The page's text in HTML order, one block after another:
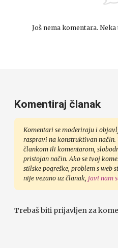
Još nema komentara.
Komentiraj članak
Komentari se moderiraju i
raspravi na konstruktivan način.
člankom ili komentarom,
pristojan način. Ako se tvoj
stilske pogreške, problem s web
nije vezano uz članak, javi nam
Trebaš biti prijavljen za